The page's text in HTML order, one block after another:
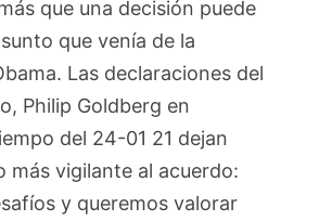
que una decisión puede
que venía de la
Las declaraciones del
Philip Goldberg en
del 24-01 21 dejan
más vigilante al acuerdo:
y queremos valorar